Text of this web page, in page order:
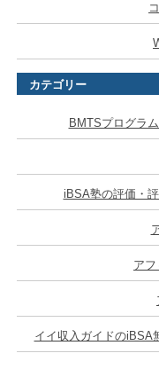
カテゴリー
BMTSプログラ
iBSA塾の評価・
ア
イイ収入ガイドのiBSA